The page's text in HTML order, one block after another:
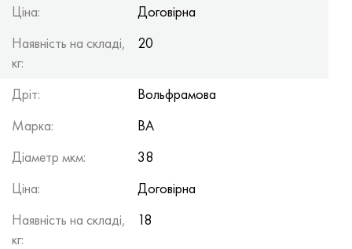
Ціна:
Договірна
Наявність на складі,
кг:
20
Дріт:
Вольфрамова
Марка:
ВА
Діаметр мкм:
38
Ціна:
Договірна
Наявність на складі,
кг:
18